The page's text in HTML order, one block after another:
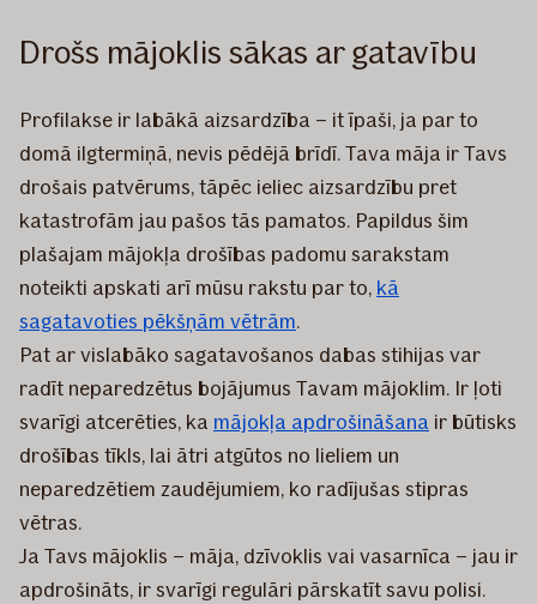
Drošs mājoklis sākas ar gatavību
Profilakse ir labākā aizsardzība – it īpaši, ja par to
domā ilgtermiņā, nevis pēdējā brīdī. Tava māja ir Tavs
drošais patvērums, tāpēc ieliec aizsardzību pret
katastrofām jau pašos tās pamatos. Papildus šim
plašajam mājokļa drošības padomu sarakstam
noteikti apskati arī mūsu rakstu par to, kā
sagatavoties pēkšņām vētrām.
Pat ar vislabāko sagatavošanos dabas stihijas var
radīt neparedzētus bojājumus Tavam mājoklim. Ir ļoti
svarīgi atcerēties, ka mājokļa apdrošināšana ir būtisks
drošības tīkls, lai ātri atgūtos no lieliem un
neparedzētiem zaudējumiem, ko radījušas stipras
vētras.
Ja Tavs mājoklis – māja, dzīvoklis vai vasarnīca – jau ir
apdrošināts, ir svarīgi regulāri pārskatīt savu polisi.